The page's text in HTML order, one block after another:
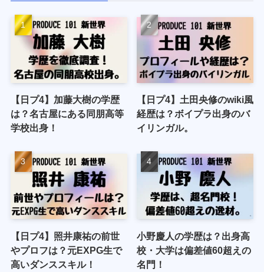
【日プ4】加藤大樹の学歴
は？名古屋にある同朋高等
学校出身！
【日プ4】土田央修のwiki風
経歴は？ボイプラ出身のバ
イリンガル。
【日プ4】照井康祐の前世
やプロフは？元EXPG生で
高いダンススキル！
小野慶人の学歴は？出身高
校・大学は偏差値60超えの
名門！